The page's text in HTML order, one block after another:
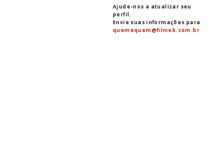
Ajude-nos a atualizar seu
perfil.
Envie suas informações para
quemequem@filmeb.com.br